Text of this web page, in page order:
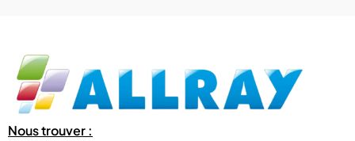
Nous trouver :